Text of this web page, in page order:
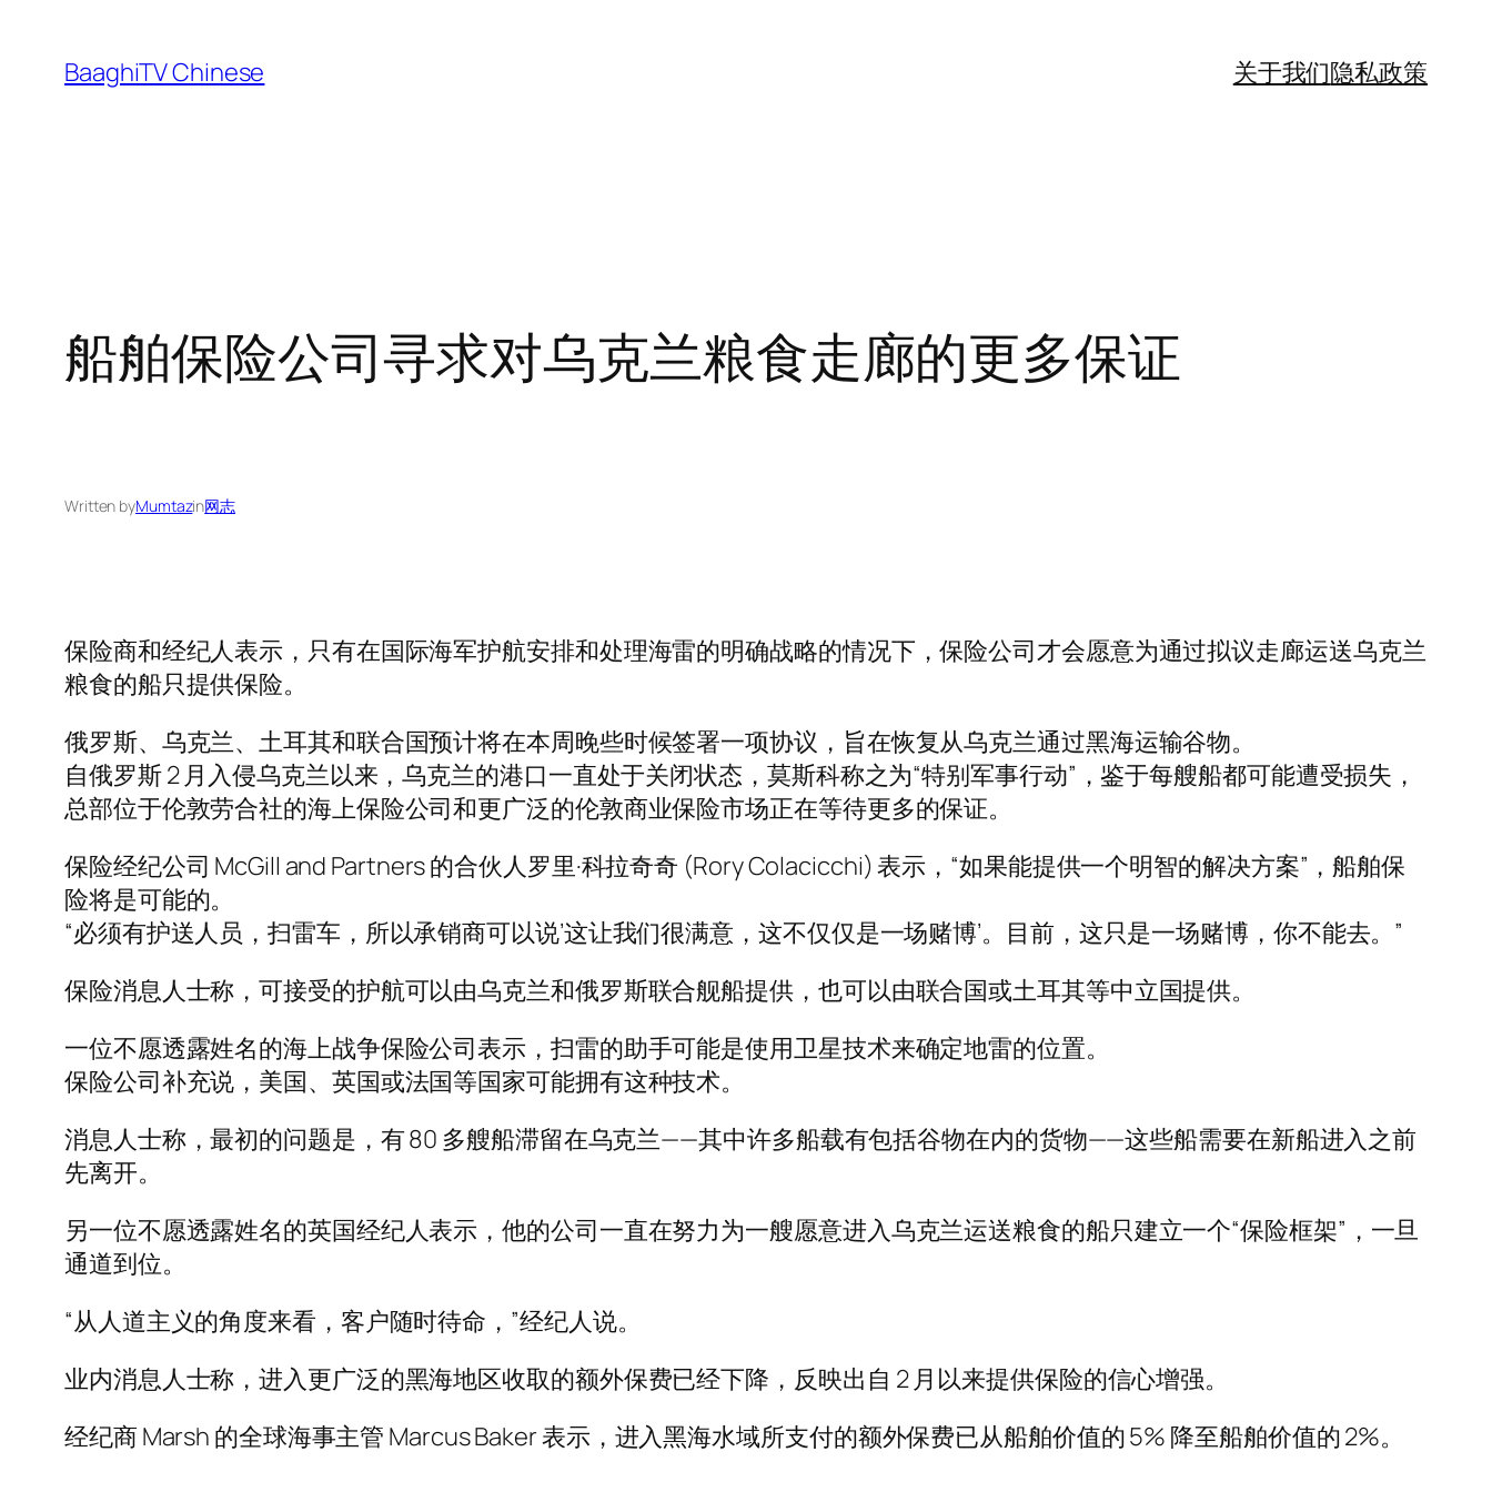
content
BaaghiTV Chinese 关于我们隐私政策
船舶保险公司寻求对乌克兰粮食走廊的更多保证
Written byMumtazin网志
保险商和经纪人表示，只有在国际海军护航安排和处理海雷的明确战略的情况下，保险公司才会愿意为通过拟议走廊运送乌克兰
粮食的船只提供保险。
俄罗斯、乌克兰、土耳其和联合国预计将在本周晚些时候签署一项协议，旨在恢复从乌克兰通过黑海运输谷物。
自俄罗斯 2 月入侵乌克兰以来，乌克兰的港口一直处于关闭状态，莫斯科称之为“特别军事行动”，鉴于每艘船都可能遭受损失，
总部位于伦敦劳合社的海上保险公司和更广泛的伦敦商业保险市场正在等待更多的保证。
保险经纪公司 McGill and Partners 的合伙人罗里·科拉奇奇 (Rory Colacicchi) 表示，“如果能提供一个明智的解决方案”，船舶保
险将是可能的。
“必须有护送人员，扫雷车，所以承销商可以说’这让我们很满意，这不仅仅是一场赌博’。目前，这只是一场赌博，你不能去。”
保险消息人士称，可接受的护航可以由乌克兰和俄罗斯联合舰船提供，也可以由联合国或土耳其等中立国提供。
一位不愿透露姓名的海上战争保险公司表示，扫雷的助手可能是使用卫星技术来确定地雷的位置。
保险公司补充说，美国、英国或法国等国家可能拥有这种技术。
消息人士称，最初的问题是，有 80 多艘船滞留在乌克兰——其中许多船载有包括谷物在内的货物——这些船需要在新船进入之前
先离开。
另一位不愿透露姓名的英国经纪人表示，他的公司一直在努力为一艘愿意进入乌克兰运送粮食的船只建立一个“保险框架”，一旦
通道到位。
“从人道主义的角度来看，客户随时待命，”经纪人说。
业内消息人士称，进入更广泛的黑海地区收取的额外保费已经下降，反映出自 2 月以来提供保险的信心增强。
经纪商 Marsh 的全球海事主管 Marcus Baker 表示，进入黑海水域所支付的额外保费已从船舶价值的 5% 降至船舶价值的 2%。